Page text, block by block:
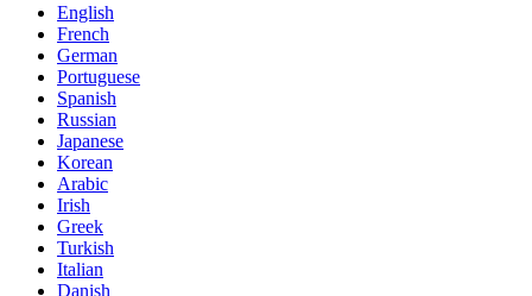
English
French
German
Portuguese
Spanish
Russian
Japanese
Korean
Arabic
Irish
Greek
Turkish
Italian
Danish